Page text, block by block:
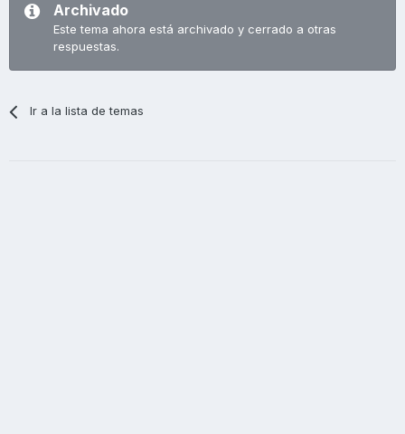
Archivado
Este tema ahora está archivado y cerrado a otras
respuestas.
Ir a la lista de temas